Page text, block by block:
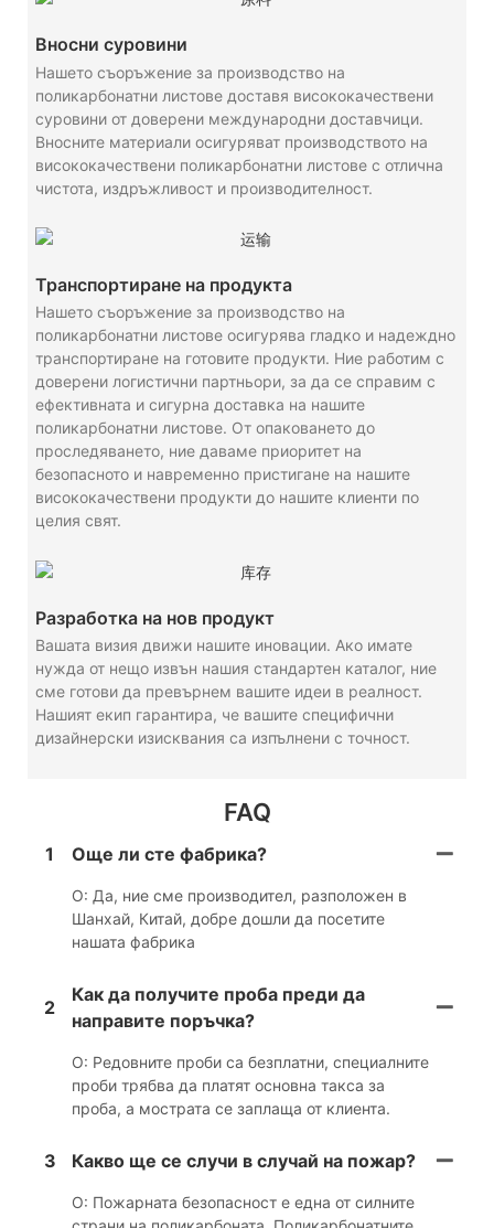
Вносни суровини
Нашето съоръжение за производство на
поликарбонатни листове доставя висококачествени
суровини от доверени международни доставчици.
Вносните материали осигуряват производството на
висококачествени поликарбонатни листове с отлична
чистота, издръжливост и производителност.
Транспортиране на продукта
Нашето съоръжение за производство на
поликарбонатни листове осигурява гладко и надеждно
транспортиране на готовите продукти. Ние работим с
доверени логистични партньори, за да се справим с
ефективната и сигурна доставка на нашите
поликарбонатни листове. От опаковането до
проследяването, ние даваме приоритет на
безопасното и навременно пристигане на нашите
висококачествени продукти до нашите клиенти по
целия свят.
Разработка на нов продукт
Вашата визия движи нашите иновации. Ако имате
нужда от нещо извън нашия стандартен каталог, ние
сме готови да превърнем вашите идеи в реалност.
Нашият екип гарантира, че вашите специфични
дизайнерски изисквания са изпълнени с точност.
FAQ
1 Още ли сте фабрика?
О: Да, ние сме производител, разположен в
Шанхай, Китай, добре дошли да посетите
нашата фабрика
2
Как да получите проба преди да
направите поръчка?
О: Редовните проби са безплатни, специалните
проби трябва да платят основна такса за
проба, а мострата се заплаща от клиента.
3 Какво ще се случи в случай на пожар?
О: Пожарната безопасност е една от силните